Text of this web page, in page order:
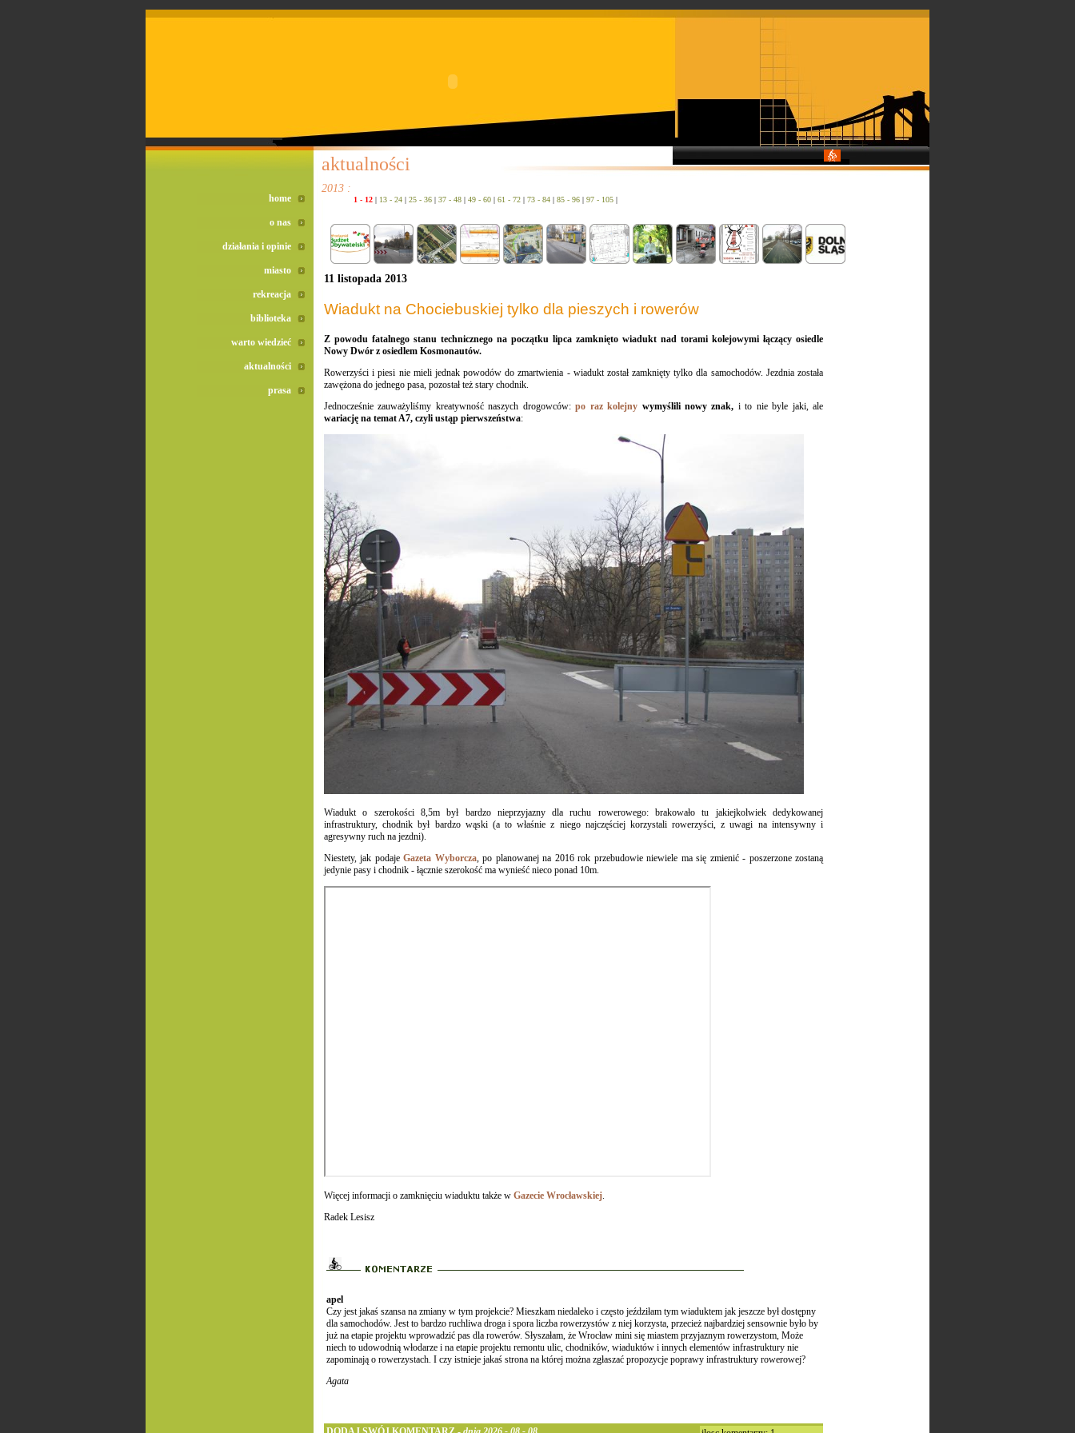
aktualności
2013 :
1 - 12 | 13 - 24 | 25 - 36 | 37 - 48 | 49 - 60 | 61 - 72 | 73 - 84 | 85 - 96 | 97 - 105 |
11 listopada 2013
Wiadukt na Chociebuskiej tylko dla pieszych i rowerów
Z powodu fatalnego stanu technicznego na początku lipca zamknięto wiadukt nad torami kolejowymi łączący osiedle
Nowy Dwór z osiedlem Kosmonautów.
Rowerzyści i piesi nie mieli jednak powodów do zmartwienia - wiadukt został zamknięty tylko dla samochodów. Jezdnia została
zawężona do jednego pasa, pozostał też stary chodnik.
Jednocześnie zauważyliśmy kreatywność naszych drogowców:po raz kolejny wymyślili nowy znak, i to nie byle jaki, ale
wariację na temat A7, czyli ustąp pierwszeństwa:
Wiadukt o szerokości 8,5m był bardzo nieprzyjazny dla ruchu rowerowego: brakowało tu jakiejkolwiek dedykowanej
infrastruktury, chodnik był bardzo wąski (a to właśnie z niego najczęściej korzystali rowerzyści, z uwagi na intensywny i
agresywny ruch na jezdni).
Niestety, jak podajeGazeta Wyborcza, po planowanej na 2016 rok przebudowie niewiele ma się zmienić - poszerzone zostaną
jedynie pasy i chodnik - łącznie szerokość ma wynieść nieco ponad 10m.
Więcej informacji o zamknięciu wiaduktu także w Gazecie Wrocławskiej.
Radek Lesisz
apel
Czy jest jakaś szansa na zmiany w tym projekcie? Mieszkam niedaleko i często jeździłam tym wiaduktem jak jeszcze był dostępny
dla samochodów. Jest to bardzo ruchliwa droga i spora liczba rowerzystów z niej korzysta, przecież najbardziej sensownie było by
już na etapie projektu wprowadzić pas dla rowerów. Słyszałam, że Wrocław mini się miastem przyjaznym rowerzystom, Może
niech to udowodnią włodarze i na etapie projektu remontu ulic, chodników, wiaduktów i innych elementów infrastruktury nie
zapominają o rowerzystach. I czy istnieje jakaś strona na której można zgłaszać propozycje poprawy infrastruktury rowerowej?
Agata
home
o nas
działania i opinie
miasto
rekreacja
biblioteka
warto wiedzieć
aktualności
prasa